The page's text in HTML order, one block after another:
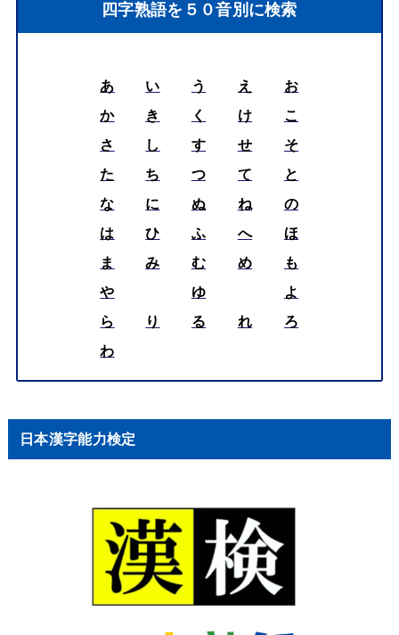
四字熟語を５０音別に検索
あ い う え
お
か
き く け
こ
さ
し す せ
そ
た
ち つ て
と
な
に ぬ ね
の
は
ひ ふ へ
ほ
ま
み む め
も
や
ゆ
よ
ら
り る れ
ろ
わ
日本漢字能力検定